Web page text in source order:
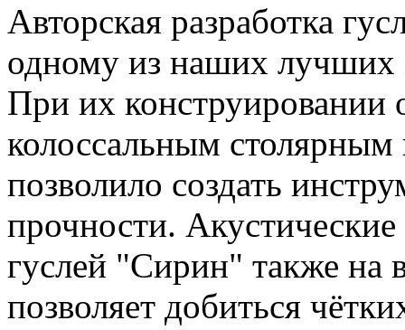
Авторская разработка
одному из наших лучших
При их конструировании
колоссальным
позволило создать
прочности.
гуслей "Сирин" также на
позволяет добиться